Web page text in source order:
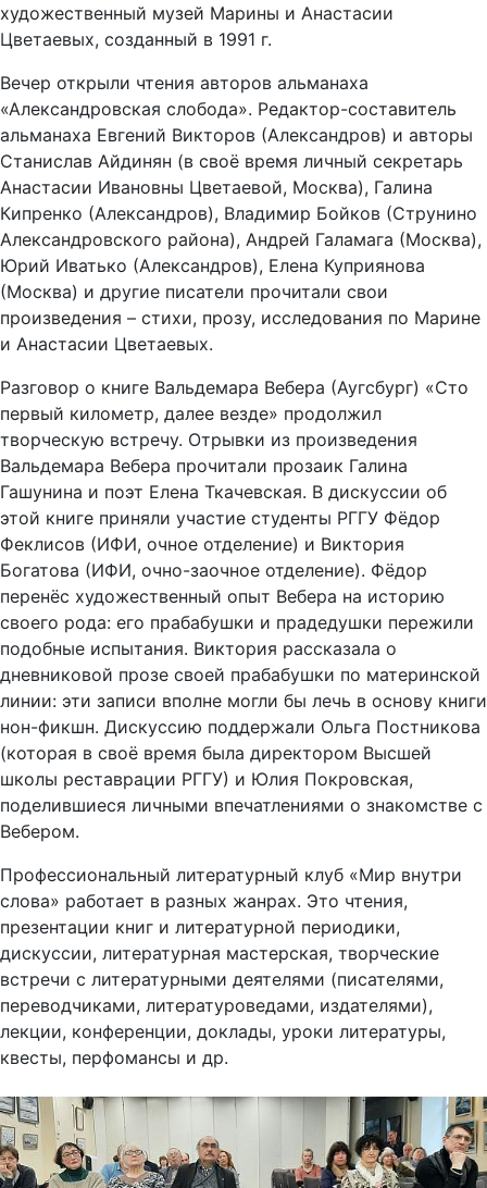
художественный музей Марины и Анастасии
Цветаевых, созданный в 1991 г.
Вечер открыли чтения авторов альманаха
«Александровская слобода». Редактор-составитель
альманаха Евгений Викторов (Александров) и авторы
Станислав Айдинян (в своё время личный секретарь
Анастасии Ивановны Цветаевой, Москва), Галина
Кипренко (Александров), Владимир Бойков (Струнино
Александровского района), Андрей Галамага (Москва),
Юрий Иватько (Александров), Елена Куприянова
(Москва) и другие писатели прочитали свои
произведения – стихи, прозу, исследования по Марине
и Анастасии Цветаевых.
Разговор о книге Вальдемара Вебера (Аугсбург) «Сто
первый километр, далее везде» продолжил
творческую встречу. Отрывки из произведения
Вальдемара Вебера прочитали прозаик Галина
Гашунина и поэт Елена Ткачевская. В дискуссии об
этой книге приняли участие студенты РГГУ Фёдор
Феклисов (ИФИ, очное отделение) и Виктория
Богатова (ИФИ, очно-заочное отделение). Фёдор
перенёс художественный опыт Вебера на историю
своего рода: его прабабушки и прадедушки пережили
подобные испытания. Виктория рассказала о
дневниковой прозе своей прабабушки по материнской
линии: эти записи вполне могли бы лечь в основу книги
нон-фикшн. Дискуссию поддержали Ольга Постникова
(которая в своё время была директором Высшей
школы реставрации РГГУ) и Юлия Покровская,
поделившиеся личными впечатлениями о знакомстве с
Вебером.
Профессиональный литературный клуб «Мир внутри
слова» работает в разных жанрах. Это чтения,
презентации книг и литературной периодики,
дискуссии, литературная мастерская, творческие
встречи с литературными деятелями (писателями,
переводчиками, литературоведами, издателями),
лекции, конференции, доклады, уроки литературы,
квесты, перфомансы и др.